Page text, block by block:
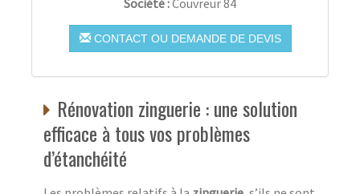
CONTACT OU DEMANDE DE DEVIS
Rénovation zinguerie : une solution
efficace à tous vos problèmes
d’étanchéité